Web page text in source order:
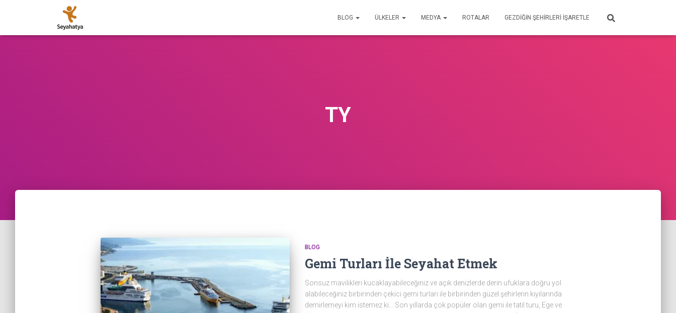
BLOG ÜLKELER MEDYA ROTALAR GEZDIĞIN ŞEHIRLERI İŞARETLE
TY
BLOG
Gemi Turları İle Seyahat Etmek
Sonsuz mavilikleri kucaklayabileceğiniz ve açık denizlerde derin ufuklara doğru yol
alabileceğiniz birbirinden çekici gemi turları ile birbirinden güzel şehirlerin kıyılarında
demirlemeyi kim istemez ki… Son yıllarda çok popüler olan gemi ile tatil turu, Ege ve